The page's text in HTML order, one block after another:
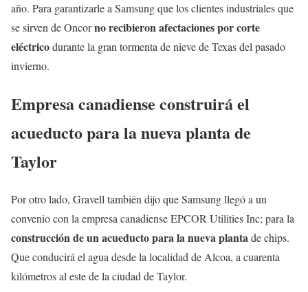
año. Para garantizarle a Samsung que los clientes industriales que
se sirven de Oncorno recibieron afectaciones por corte
eléctricodurante la gran tormenta de nieve de Texas del pasado
invierno.
Empresa canadiense construirá el
acueducto para la nueva planta de
Taylor
Por otro lado, Gravell también dijo que Samsung llegó a un
convenio con la empresa canadiense EPCOR Utilities Inc; para la
construcción de un acueducto para la nueva plantade chips.
Que conducirá el agua desde la localidad de Alcoa, a cuarenta
kilómetros al este de la ciudad de Taylor.